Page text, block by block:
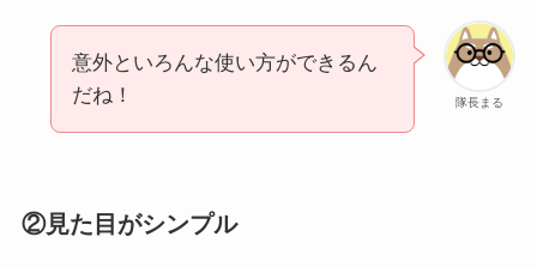
隊長まる
意外といろんな使い方ができるん
だね！
②見た目がシンプル